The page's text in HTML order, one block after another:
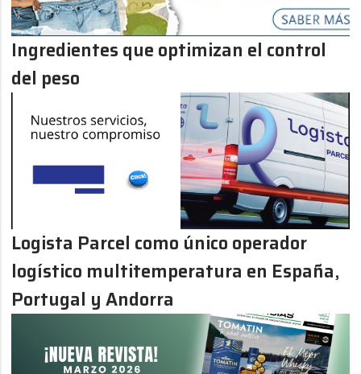
Ingredientes que optimizan el control
del peso
Logista Parcel como único operador
logístico multitemperatura en España,
Portugal y Andorra